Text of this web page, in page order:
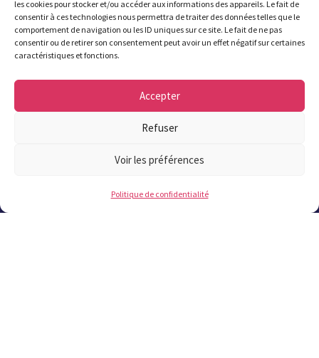
les cookies pour stocker et/ou accéder aux informations des appareils. Le fait de
consentir à ces technologies nous permettra de traiter des données telles que le
comportement de navigation ou les ID uniques sur ce site. Le fait de ne pas
consentir ou de retirer son consentement peut avoir un effet négatif sur certaines
caractéristiques et fonctions.
Accepter
Refuser
Voir les préférences
Politique de confidentialité
13h30 (13h45 le jeudi) à 17h30, lesamedi
matin de 9h à 12h.
Attention été 2026 : fermeture de la mairie
à 17h à partir du 6 juillet et jusqu’au 21
août inclus. Fermeture le samedi du 11
juillet au 22 août inclus.
02 98 37 57 57